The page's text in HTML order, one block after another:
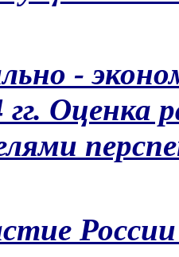
-
гг. Оценка